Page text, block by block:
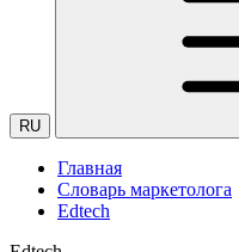
RU
Главная
Словарь маркетолога
Edtech